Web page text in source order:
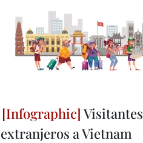
Visitantes
extranjeros a Vietnam